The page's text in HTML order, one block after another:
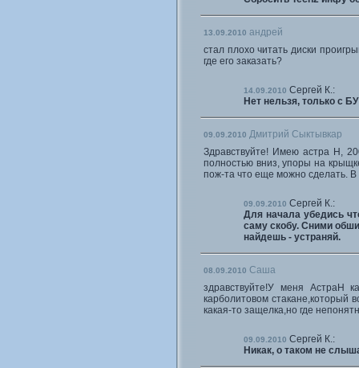
13.09.2010 андрей
стал плохо читать диски
где его заказать?
14.09.2010 Сергей К.:
Нет нельзя, только с
09.09.2010 Дмитрий Сыктывкар
Здравствуйте! Имею астра Н,
полностью вниз, упоры на
пож-та что еще можно сделать. В
09.09.2010 Сергей К.:
Для начала убедись
саму скобу. Сними
найдешь - устраняй.
08.09.2010 Саша
здравствуйте!У меня АстраН
карболитовом стакане,который
какая-то защелка,но где
09.09.2010 Сергей К.:
Никак, о таком не